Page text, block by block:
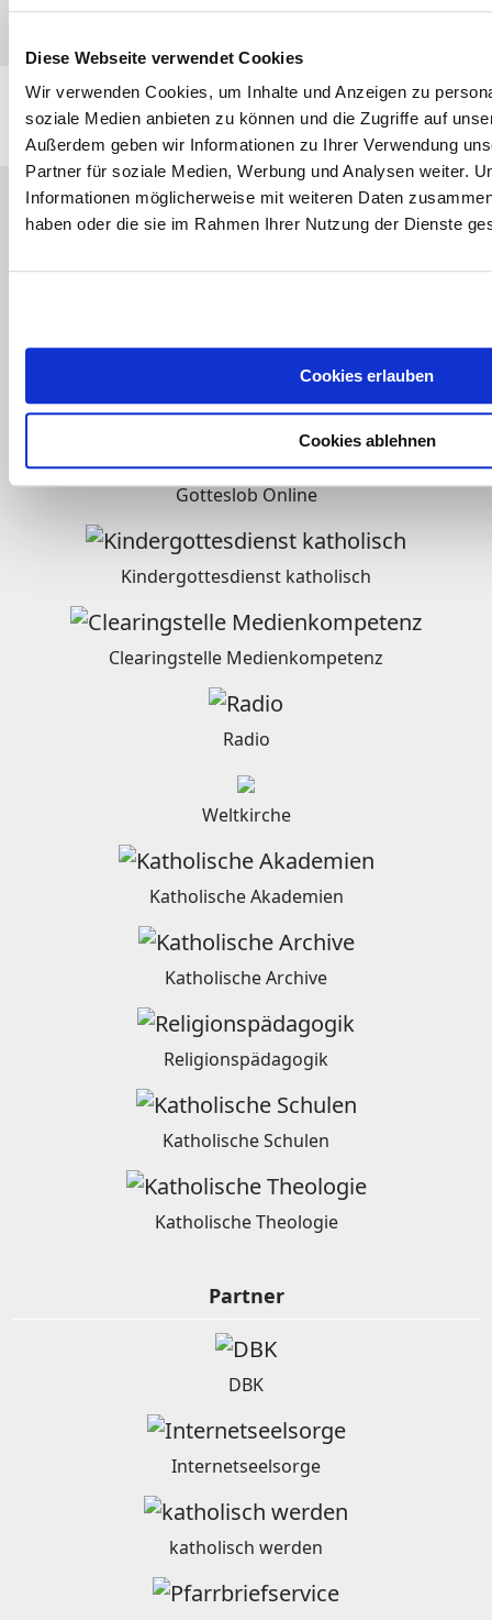
Diese Webseite verwendet Cookies
Wir verwenden Cookies, um Inhalte und Anzeigen zu
soziale Medien anbieten zu können und die Zugriffe auf
Außerdem geben wir Informationen zu Ihrer Verwendung
Partner für soziale Medien, Werbung und Analysen weiter.
Informationen möglicherweise mit weiteren Daten
haben oder die sie im Rahmen Ihrer Nutzung der Dienste
Cookies erlauben
Cookies ablehnen
Folgen Siekatholisch.deauch hier:
Religion im Film
Gotteslob Online
Kindergottesdienst katholisch
Clearingstelle Medienkompetenz
Radio
Weltkirche
Katholische Akademien
Katholische Archive
Religionspädagogik
Katholische Schulen
Katholische Theologie
Partner
DBK
Internetseelsorge
katholisch werden